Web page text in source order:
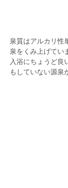
泉質はアルカリ性
泉をくみ上げてい
入浴にちょうど良
もしていない源泉